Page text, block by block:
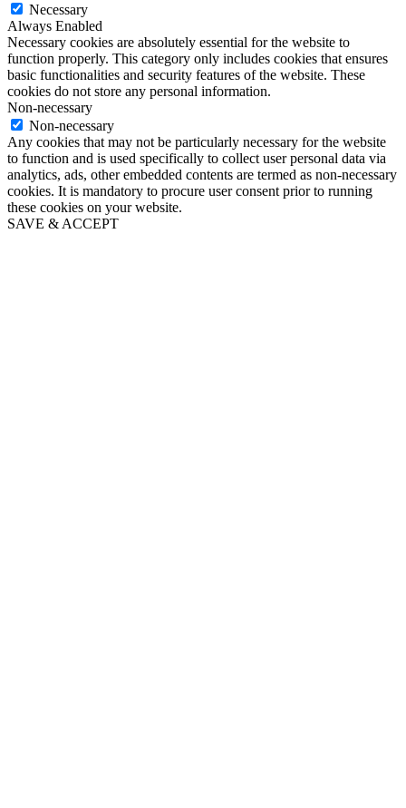
Necessary
Always Enabled
Necessary cookies are absolutely essential for the website to
function properly. This category only includes cookies that ensures
basic functionalities and security features of the website. These
cookies do not store any personal information.
Non-necessary
Non-necessary
Any cookies that may not be particularly necessary for the website
to function and is used specifically to collect user personal data via
analytics, ads, other embedded contents are termed as non-necessary
cookies. It is mandatory to procure user consent prior to running
these cookies on your website.
SAVE & ACCEPT